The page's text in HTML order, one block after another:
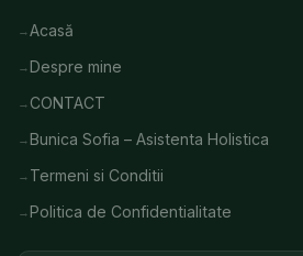
Acasă
Despre mine
CONTACT
Bunica Sofia – Asistenta Holistica
Termeni si Conditii
Politica de Confidentialitate